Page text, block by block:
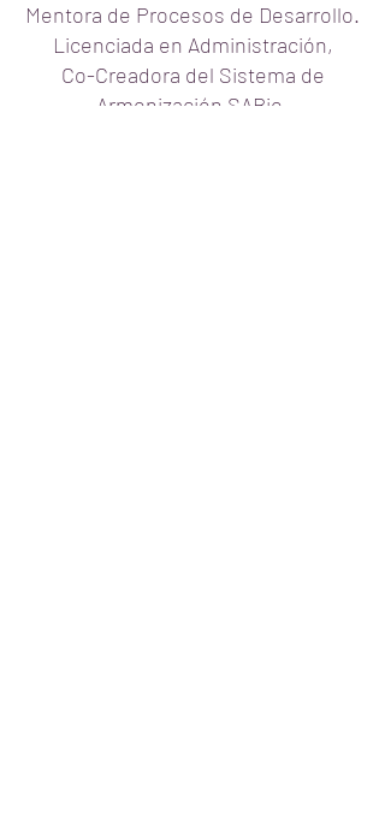
Mentora de Procesos de Desarrollo.
Licenciada en Administración,
Co-Creadora del Sistema de
Armonización SABio,